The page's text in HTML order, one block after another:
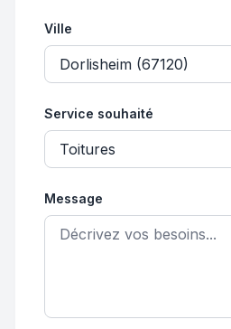
Ville
Service souhaité
Message